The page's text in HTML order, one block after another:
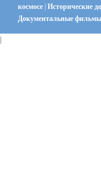
космосе Исторические
Документальные